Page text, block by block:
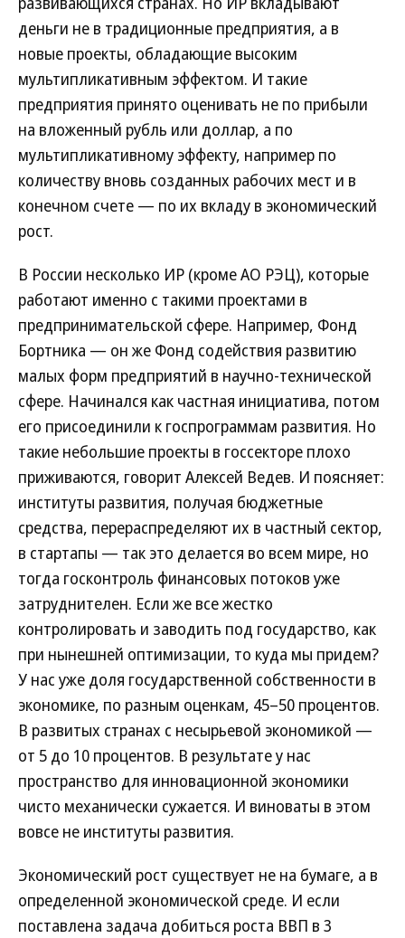
деньги не в традиционные предприятия, а в
новые проекты, обладающие высоким
мультипликативным эффектом. И такие
предприятия принято оценивать не по прибыли
на вложенный рубль или доллар, а по
мультипликативному эффекту, например по
количеству вновь созданных рабочих мест и в
конечном счете — по их вкладу в экономический
рост.
В России несколько ИР (кроме АО РЭЦ), которые
работают именно с такими проектами в
предпринимательской сфере. Например, Фонд
Бортника — он же Фонд содействия развитию
малых форм предприятий в научно-технической
сфере. Начинался как частная инициатива, потом
его присоединили к госпрограммам развития. Но
такие небольшие проекты в госсекторе плохо
приживаются, говорит Алексей Ведев. И поясняет:
институты развития, получая бюджетные
средства, перераспределяют их в частный сектор,
в стартапы — так это делается во всем мире, но
тогда госконтроль финансовых потоков уже
затруднителен. Если же все жестко
контролировать и заводить под государство, как
при нынешней оптимизации, то куда мы придем?
У нас уже доля государственной собственности в
экономике, по разным оценкам, 45–50 процентов.
В развитых странах с несырьевой экономикой —
от 5 до 10 процентов. В результате у нас
пространство для инновационной экономики
чисто механически сужается. И виноваты в этом
вовсе не институты развития.
Экономический рост существует не на бумаге, а в
определенной экономической среде. И если
поставлена задача добиться роста ВВП в 3